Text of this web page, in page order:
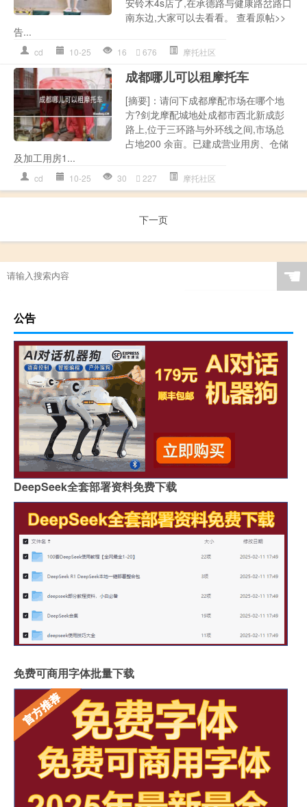
安铃木4s店了,在承德路与健康路岔路口
南东边,大家可以去看看。 查看原帖>>
告...
cd 10-25 16 676 摩托社区
成都哪儿可以租摩托车
[摘要]：请问下成都摩配市场在哪个地
方?剑龙摩配城地处成都市西北新成彭
路上,位于三环路与外环线之间,市场总
占地200 余亩。已建成营业用房、仓储
及加工用房1...
cd 10-25 30 227 摩托社区
下一页
☚
公告
DeepSeek全套部署资料免费下载
免费可商用字体批量下载